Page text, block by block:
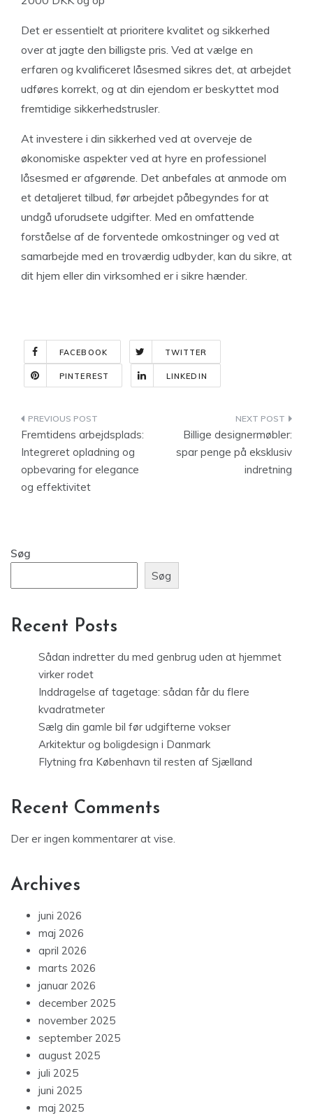
Det er essentielt at prioritere kvalitet og sikkerhed
over at jagte den billigste pris. Ved at vælge en
erfaren og kvalificeret låsesmed sikres det, at arbejdet
udføres korrekt, og at din ejendom er beskyttet mod
fremtidige sikkerhedstrusler.
At investere i din sikkerhed ved at overveje de
økonomiske aspekter ved at hyre en professionel
låsesmed er afgørende. Det anbefales at anmode om
et detaljeret tilbud, før arbejdet påbegyndes for at
undgå uforudsete udgifter. Med en omfattende
forståelse af de forventede omkostninger og ved at
samarbejde med en troværdig udbyder, kan du sikre, at
dit hjem eller din virksomhed er i sikre hænder.
FACEBOOK TWITTER
PINTEREST LINKEDIN
Indlægsnavigation
Fremtidens arbejdsplads:
Integreret opladning og
opbevaring for elegance
og effektivitet
Billige designermøbler:
spar penge på eksklusiv
indretning
Søg
Søg
Recent Posts
Sådan indretter du med genbrug uden at hjemmet
virker rodet
Inddragelse af tagetage: sådan får du flere
kvadratmeter
Sælg din gamle bil før udgifterne vokser
Arkitektur og boligdesign i Danmark
Flytning fra København til resten af Sjælland
Recent Comments
Der er ingen kommentarer at vise.
Archives
juni 2026
maj 2026
april 2026
marts 2026
januar 2026
december 2025
november 2025
september 2025
august 2025
juli 2025
juni 2025
maj 2025